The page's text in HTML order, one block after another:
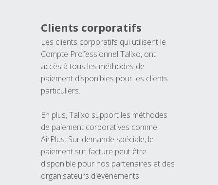
Clients corporatifs
Les clients corporatifs qui utilisent le
Compte Professionnel Talixo, ont
accès à tous les méthodes de
paiement disponibles pour les clients
particuliers.
En plus, Talixo support les méthodes
de paiement corporatives comme
AirPlus. Sur demande spéciale, le
paiement sur facture peut être
disponible pour nos partenaires et des
organisateurs d'événements.